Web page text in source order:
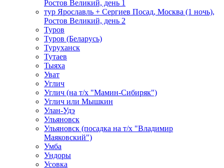
Ростов Великий, день 1
тур Ярославль + Сергиев Посад, Москва (1 ночь),
Ростов Великий, день 2
Туров
Туров (Беларусь)
Туруханск
Тутаев
Тыяха
Уват
Углич
Углич (на т/х "Мамин-Сибиряк")
Углич или Мышкин
Улан-Удэ
Ульяновск
Ульяновск (посадка на т/х "Владимир
Маяковский")
Умба
Ундоры
Усовка